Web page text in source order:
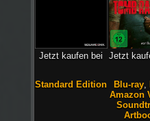
Jetzt kaufen bei
Standard Edition
Jetzt
Blu-ray,
Amazon